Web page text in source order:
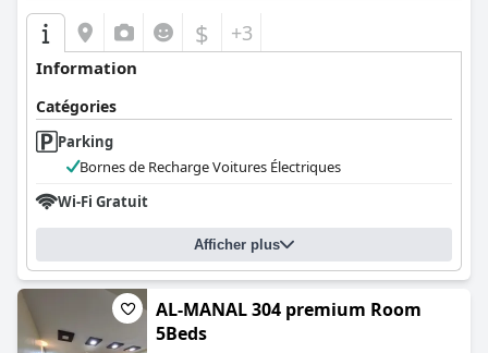
$ +3
Information
Catégories
Parking
Bornes de Recharge Voitures Électriques
Wi-Fi Gratuit
Afficher plus
AL-MANAL 304 premium Room
5Beds